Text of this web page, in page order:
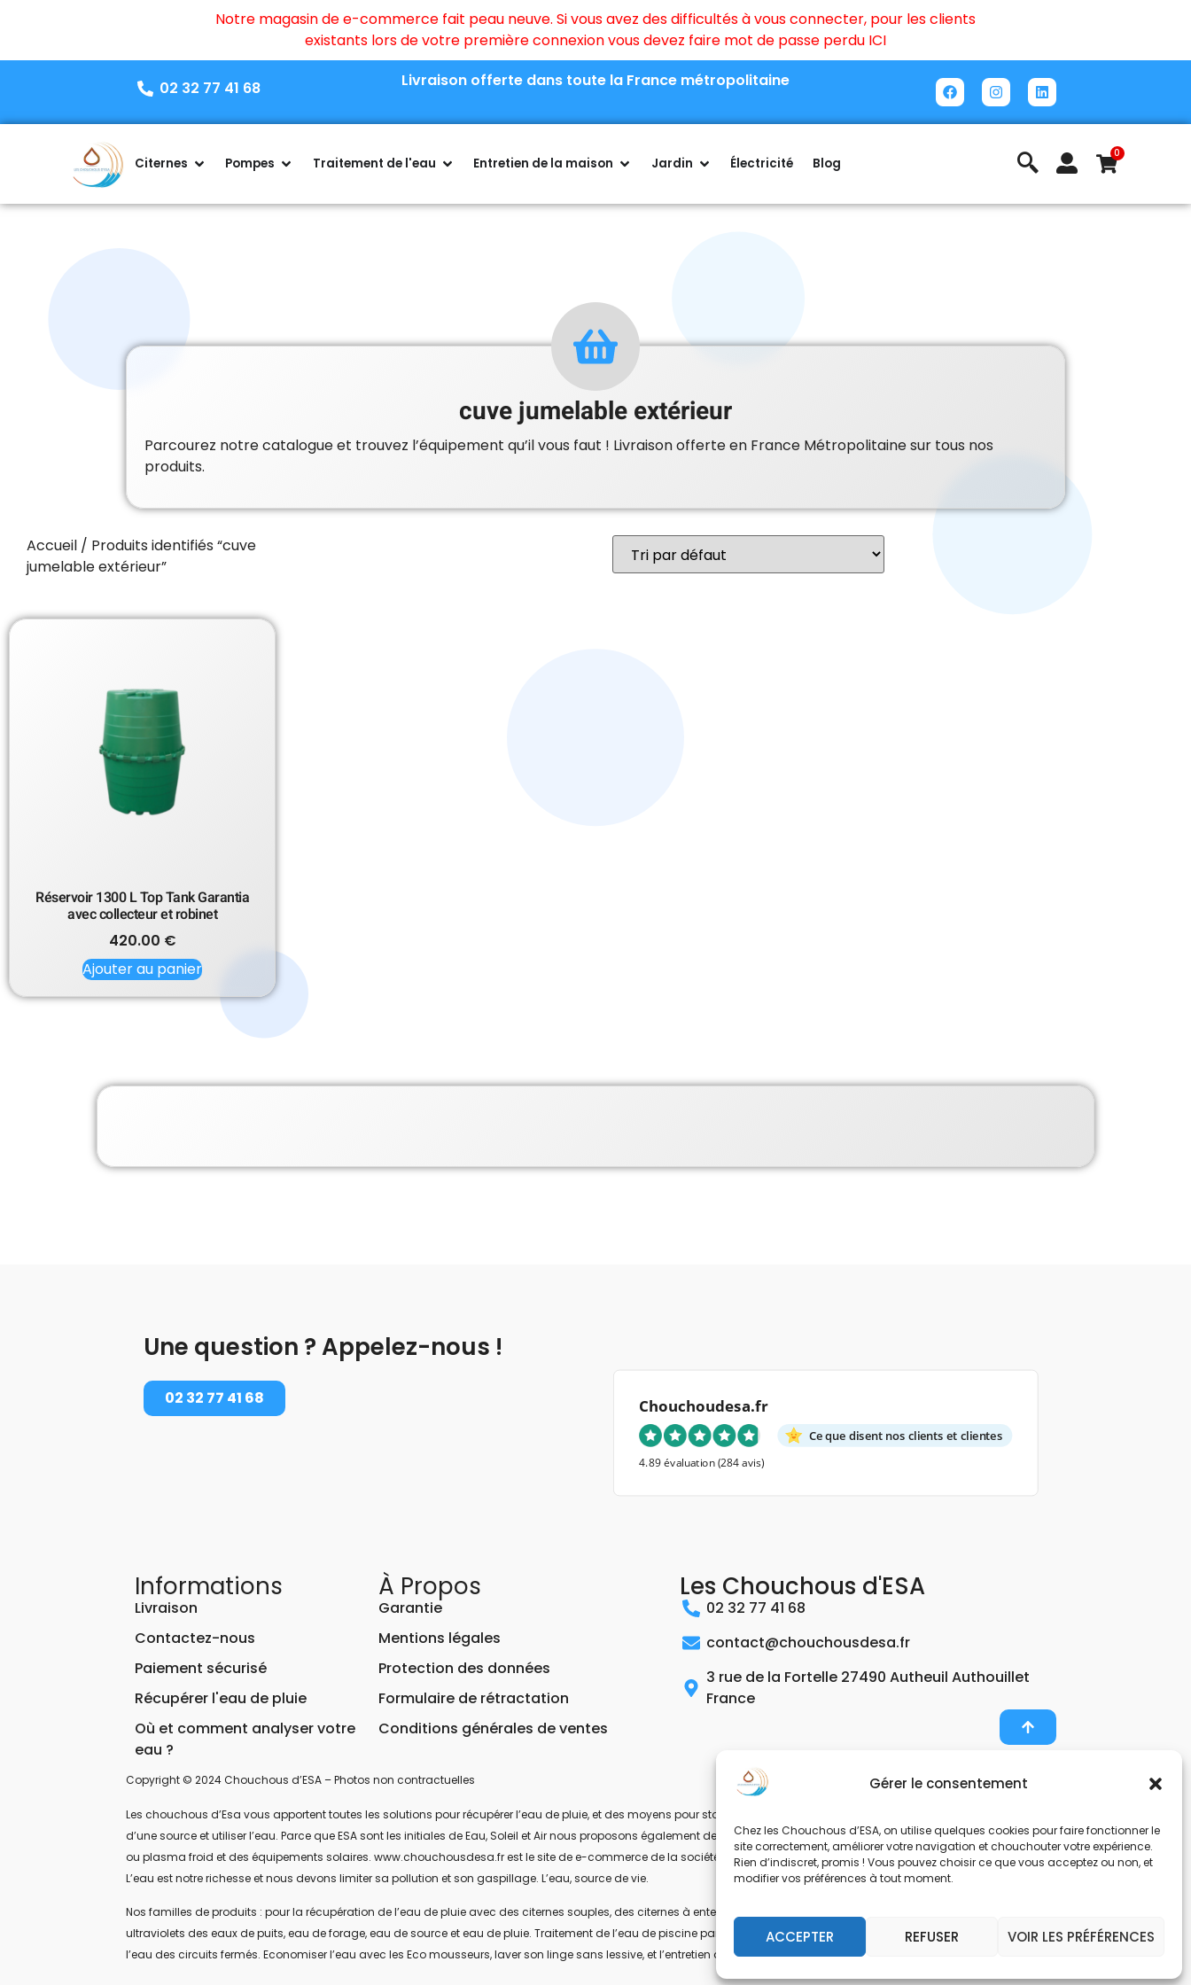
Gérer le consentement
Chez les Chouchous d’ESA, on utilise quelques cookies pour faire fonctionner le
site correctement, améliorer votre navigation et chouchouter votre expérience.
Rien d’indiscret, promis ! Vous pouvez choisir ce que vous acceptez ou non, et
modifier vos préférences à tout moment.
ACCEPTER REFUSER VOIR LES PRÉFÉRENCES
Notre magasin de e-commerce fait peau neuve. Si vous avez des difficultés à vous connecter, pour les clients
existants lors de votre première connexion vous devez faire mot de passe perdu ICI
02 32 77 41 68 Livraison offerte dans toute la France métropolitaine
Citernes Pompes Traitement de l'eau Entretien de la maison Jardin Électricité Blog
0
cuve jumelable extérieur
Parcourez notre catalogue et trouvez l’équipement qu’il vous faut ! Livraison offerte en France Métropolitaine sur tous nos
produits.
Accueil / Produits identifiés “cuve
jumelable extérieur”
Réservoir 1300 L Top Tank Garantia
avec collecteur et robinet
420.00 €
Ajouter au panier
Une question ? Appelez-nous !
02 32 77 41 68 Chouchoudesa.fr
Ce que disent nos clients et clientes
4.89 évaluation(284 avis)
Informations
Livraison
Contactez-nous
Paiement sécurisé
Récupérer l'eau de pluie
Où et comment analyser votre
eau ?
À Propos
Garantie
Mentions légales
Protection des données
Formulaire de rétractation
Conditions générales de ventes
Les Chouchous d'ESA
02 32 77 41 68
contact@chouchousdesa.fr
3 rue de la Fortelle 27490 Autheuil Authouillet
France
Copyright © 2024 Chouchous d’ESA – Photos non contractuelles
Les chouchous d’Esa vous apportent toutes les solutions pour récupérer l’eau de pluie, et des moyens pour stocker, filtrer, traiter et potabiliser l’eau d’un forage, d’un puits ou
d’une source et utiliser l’eau. Parce que ESA sont les initiales de Eau, Soleil et Air nous proposons également des équipements pour décontaminer de l’air par photocatalyse
ou plasma froid et des équipements solaires. www.chouchousdesa.fr est le site de e-commerce de la société ESA Evolutions, une entreprise Normande au service de l’eau.
L’eau est notre richesse et nous devons limiter sa pollution et son gaspillage. L’eau, source de vie.
Nos familles de produits : pour la récupération de l’eau de pluie avec des citernes souples, des citernes à enterrer, ou des citernes hors sol. Filtration et potabilisation par
ultraviolets des eaux de puits, eau de forage, eau de source et eau de pluie. Traitement de l’eau de piscine par UV-C. Les pompes et gestionnaire d’eau. Anticalcaire, clarifier
l’eau des circuits fermés. Economiser l’eau avec les Eco mousseurs, laver son linge sans lessive, et l’entretien de la maison et de locaux avec des microfibres.